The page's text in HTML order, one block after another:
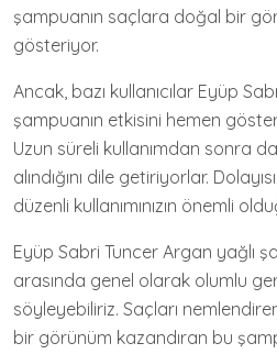
şampuanın saçlara doğal bir
gösteriyor.
Ancak, bazı kullanıcılar Eyüp
şampuanın etkisini hemen
Uzun süreli kullanımdan sonra
alındığını dile getiriyorlar.
düzenli kullanımınızın önemli
Eyüp Sabri Tuncer Argan yağlı
arasında genel olarak olumlu
söyleyebiliriz. Saçları
bir görünüm kazandıran bu